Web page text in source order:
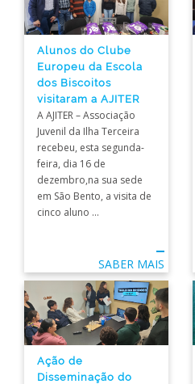
Alunos do Clube
Europeu da Escola
dos Biscoitos
visitaram a AJITER
A AJITER – Associação
Juvenil da Ilha Terceira
recebeu, esta segunda-
feira, dia 16 de
dezembro,na sua sede
em São Bento, a visita de
cinco aluno ...
SABER MAIS
Ação de
Disseminação do